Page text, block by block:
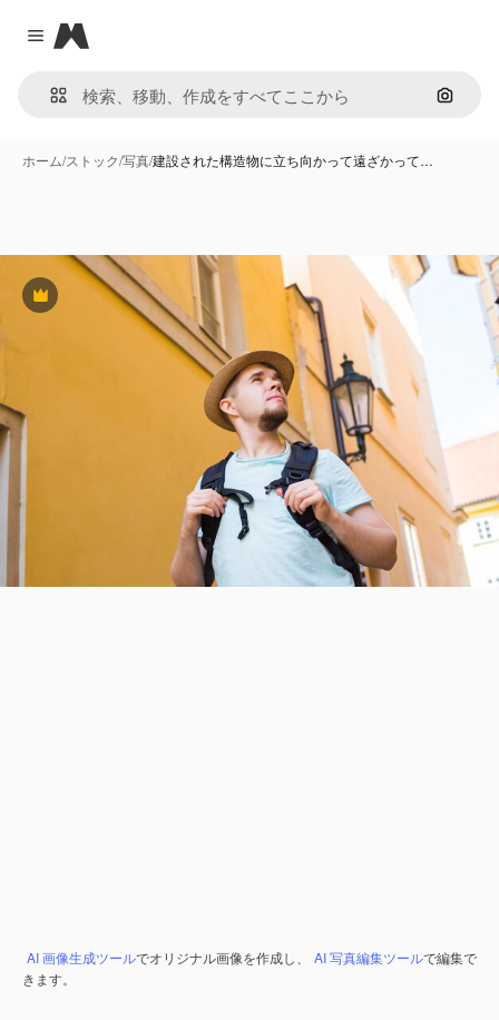
Close menu
Magnific
画像で
ホーム/ストック/写真/建設された構造物に立ち向かって遠ざかって…
Premium
AI 画像生成ツールでオリジナル画像を作成し、 AI 写真編集ツールで編集で
きます。